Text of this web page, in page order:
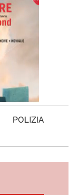
POLIZIA